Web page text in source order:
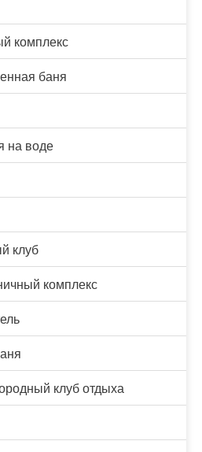
комплекс
баня
на воде
клуб
комплекс
клуб отдыха